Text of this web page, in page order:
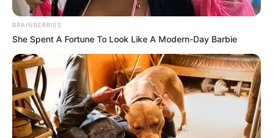
(foto: instagram/beyonce)
Selama puluhan tahun berkarier, Beyonce Knowles menunjukkan
perkembangan karier yang signifikan. Eksistensi namanya hingga
saat ini menunjukkan bahwa untuk mempertahankan karier, setiap
orang harus berjuang dan tidak cepat merasa puas.
BRAINBERRIES
She Spent A Fortune To Look Like A Modern-Day Barbie